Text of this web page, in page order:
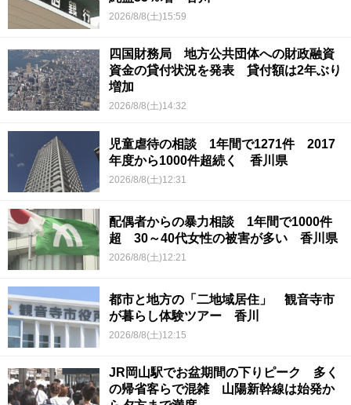
2026/8/8(土)15:59
四国財務局 地方公共団体への財政融資
資金の貸付状況を発表 貸付額は2年ぶり
増加
2026/8/8(土)14:32
児童虐待の相談 1年間で1271件 2017
年度から1000件超続く 香川県
2026/8/8(土)12:31
配偶者からの暴力相談 1年間で1000件
超 30～40代女性の被害が多い 香川県
2026/8/8(土)12:21
都市と地方の「二地域居住」 観音寺市
が暮らし体験ツアー 香川
2026/8/8(土)12:15
JR岡山駅でお盆期間の下りピーク 多く
の帰省客らで混雑 山陽新幹線は始発か